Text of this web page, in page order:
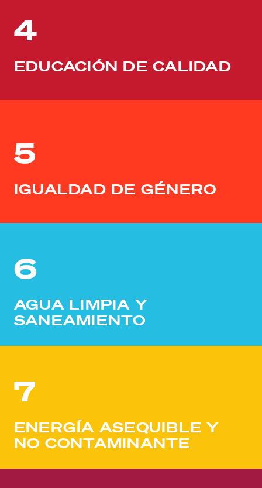
4
EDUCACIÓN DE CALIDAD
5
IGUALDAD DE GÉNERO
6
AGUA LIMPIA Y
SANEAMIENTO
7
ENERGÍA ASEQUIBLE Y
NO CONTAMINANTE